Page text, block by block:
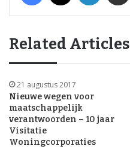
Related Articles
21 augustus 2017
Nieuwe wegen voor
maatschappelijk
verantwoorden – 10 jaar
Visitatie
Woningcorporaties